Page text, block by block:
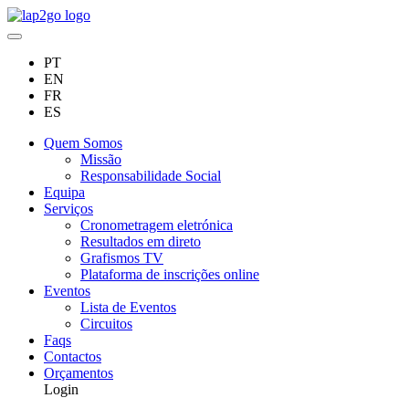
PT
EN
FR
ES
Quem Somos
Missão
Responsabilidade Social
Equipa
Serviços
Cronometragem eletrónica
Resultados em direto
Grafismos TV
Plataforma de inscrições online
Eventos
Lista de Eventos
Circuitos
Faqs
Contactos
Orçamentos
Login